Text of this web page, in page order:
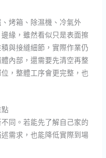
烤箱、除濕機、冷氣外
緣，雖然看似只是表面擦
與接縫細節，實際作業仍
內部，還需要先清空再整
，整體工序會更完整，也
同。若能先了解自己家的
需求，也能降低實際到場